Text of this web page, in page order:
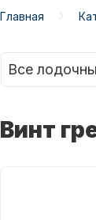
Главная
Все
Винт